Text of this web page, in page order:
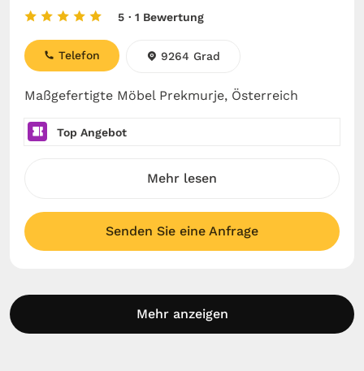
5 · 1 Bewertung
Maßgefertigte Möbel Prekmurje, Österreich
Telefon 9264 Grad
Top Angebot
Mehr lesen
Senden Sie eine Anfrage
Mehr anzeigen